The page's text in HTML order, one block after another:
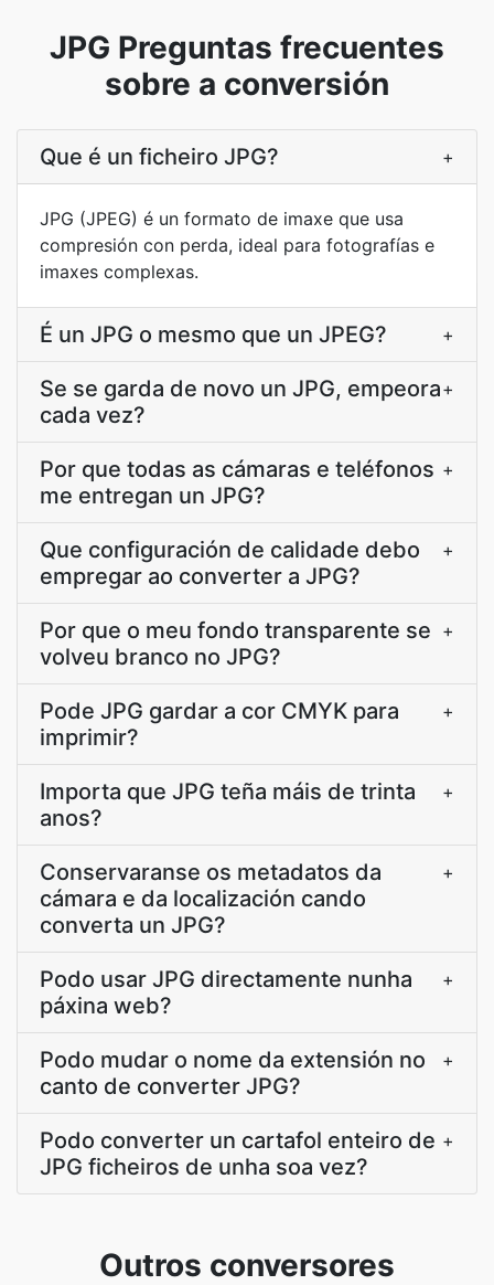
JPG Preguntas frecuentes
sobre a conversión
Que é un ficheiro JPG? +
JPG (JPEG) é un formato de imaxe que usa
compresión con perda, ideal para fotografías e
imaxes complexas.
É un JPG o mesmo que un JPEG? +
Se se garda de novo un JPG, empeora
cada vez?
+
Por que todas as cámaras e teléfonos
me entregan un JPG?
+
Que configuración de calidade debo
empregar ao converter a JPG?
+
Por que o meu fondo transparente se
volveu branco no JPG?
+
Pode JPG gardar a cor CMYK para
imprimir?
+
Importa que JPG teña máis de trinta
anos?
+
Conservaranse os metadatos da
cámara e da localización cando
converta un JPG?
+
Podo usar JPG directamente nunha
páxina web?
+
Podo mudar o nome da extensión no
canto de converter JPG?
+
Podo converter un cartafol enteiro de
JPG ficheiros de unha soa vez?
+
Outros conversores